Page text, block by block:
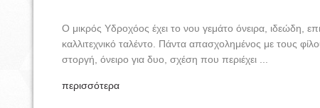
Ο μικρός Υδροχόος έχει το νου γεμάτο όνειρα, ιδεώδη,
καλλιτεχνικό ταλέντο. Πάντα απασχολημένος με τους
στοργή, όνειρο για δυο, σχέση που περιέχει ...
περισσότερα